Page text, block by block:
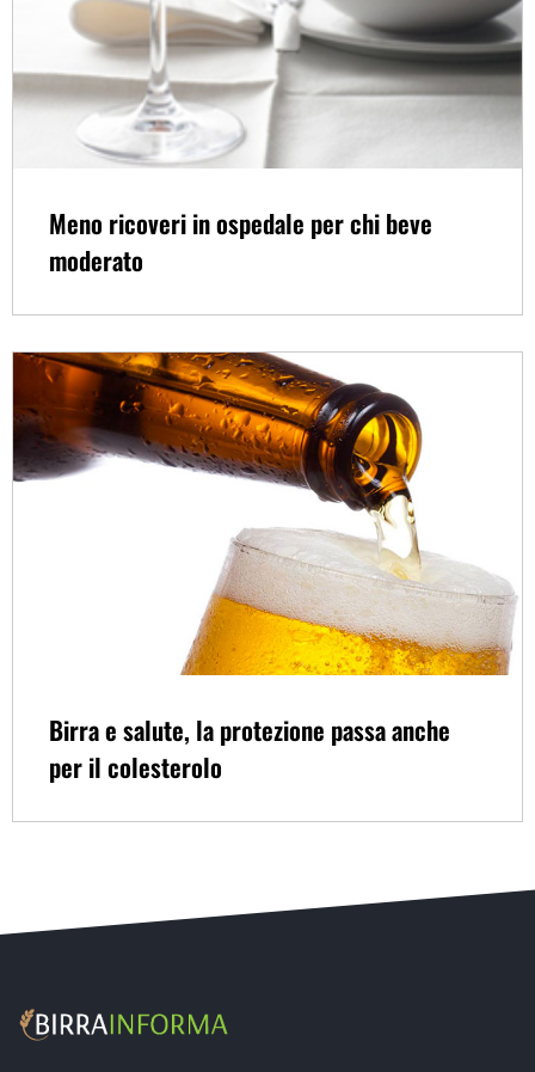
Meno ricoveri in ospedale per chi beve
moderato
Birra e salute, la protezione passa anche
per il colesterolo